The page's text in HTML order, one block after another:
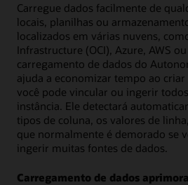
Carregue dados facilmente de
locais, planilhas ou
localizados em várias nuvens,
Infrastructure (OCI), Azure, AWS
carregamento de dados do
ajuda a economizar tempo ao
você pode vincular ou ingerir
instância. Ele detectará
tipos de coluna, os valores de
que normalmente é demorado se
ingerir muitas fontes de dados.
Carregamento de dados